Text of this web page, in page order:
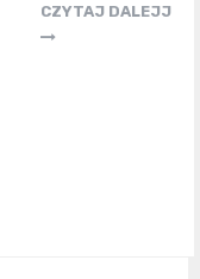
CZYTAJ DALEJJ